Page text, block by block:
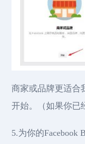
商家或品牌更适合
开始。（如果你已
5.为你的Facebook